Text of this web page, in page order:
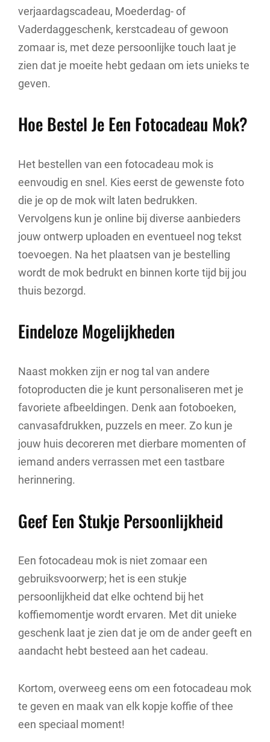
verjaardagscadeau, Moederdag- of
Vaderdaggeschenk, kerstcadeau of gewoon
zomaar is, met deze persoonlijke touch laat je
zien dat je moeite hebt gedaan om iets unieks te
geven.
Hoe Bestel Je Een Fotocadeau Mok?
Het bestellen van een fotocadeau mok is
eenvoudig en snel. Kies eerst de gewenste foto
die je op de mok wilt laten bedrukken.
Vervolgens kun je online bij diverse aanbieders
jouw ontwerp uploaden en eventueel nog tekst
toevoegen. Na het plaatsen van je bestelling
wordt de mok bedrukt en binnen korte tijd bij jou
thuis bezorgd.
Eindeloze Mogelijkheden
Naast mokken zijn er nog tal van andere
fotoproducten die je kunt personaliseren met je
favoriete afbeeldingen. Denk aan fotoboeken,
canvasafdrukken, puzzels en meer. Zo kun je
jouw huis decoreren met dierbare momenten of
iemand anders verrassen met een tastbare
herinnering.
Geef Een Stukje Persoonlijkheid
Een fotocadeau mok is niet zomaar een
gebruiksvoorwerp; het is een stukje
persoonlijkheid dat elke ochtend bij het
koffiemomentje wordt ervaren. Met dit unieke
geschenk laat je zien dat je om de ander geeft en
aandacht hebt besteed aan het cadeau.
Kortom, overweeg eens om een fotocadeau mok
te geven en maak van elk kopje koffie of thee
een speciaal moment!